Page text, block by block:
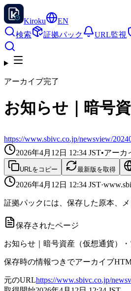
Kiroku
EN
検索
証拠パック URL監視
アーカイブ完了
お知らせ｜暗号
https://www.sbivc.co.jp/newsview/
2026年4月12日 12:34 JST•アーカ
URLをコピー 最新版を取得
2026年4月12日 12:34 JST·
証拠パックには、保存した原本、
保存されたページ
お知らせ｜暗号資産（仮想通貨）
保存時の情報つきでアーカイブ
元のURLhttps://www.sbivc.co.jp/